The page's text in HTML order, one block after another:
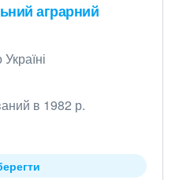
аграрний
в 1982 р.